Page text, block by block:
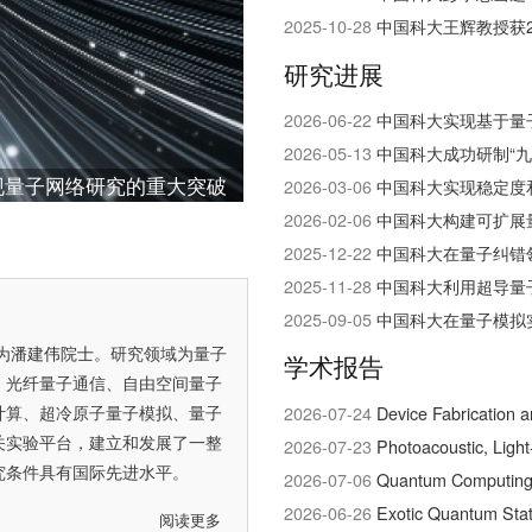
子网络研究的重大突破
潘建伟院士。研究领域为量子
纤量子通信、自由空间量子
、超冷原子量子模拟、量子
验平台，建立和发展了一整
件具有国际先进水平。
阅读更多
2025-10-28中国科大王辉教授
研究进展
2026-06-22中国科大实现基于
2026-05-13 中国科大成功研制“
2026-03-06中国科大实现稳定
2026-02-06中国科大构建可扩
2025-12-22中国科大在量子纠
2025-11-28中国科大利用超导
2025-09-05中国科大在量子模拟
学术报告
2026-07-24 Device Fabrication
2026-07-23 Photoacoustic,
2026-07-06Quantum
2026-06-26 Exotic Quantum